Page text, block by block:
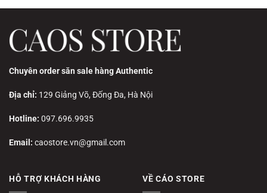
Chuyên order săn sale hàng Authentic
Địa chỉ: 129 Giảng Võ, Đống Đa, Hà Nội
Hotline: 097.696.9935
Email: caostore.vn@gmail.com
HỖ TRỢ KHÁCH HÀNG VỀ CÁO STORE